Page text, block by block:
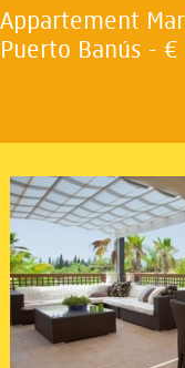
Appartement
Puerto Banús - €